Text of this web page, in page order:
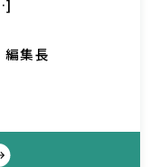
編集長